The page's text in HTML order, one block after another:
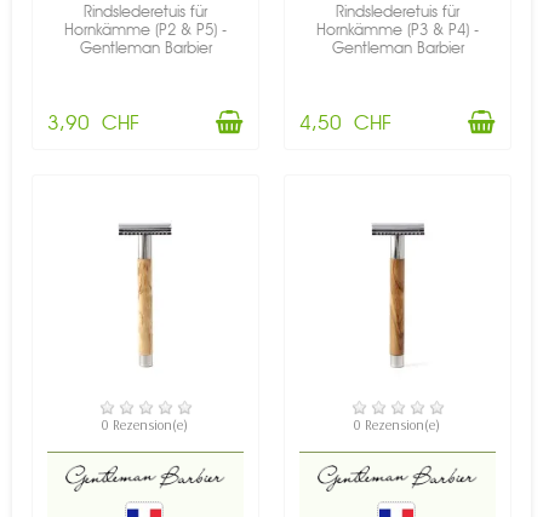
Rindslederetuis für
Hornkämme (P2 & P5) -
Gentleman Barbier
3,90 CHF
Rindslederetuis für
Hornkämme (P3 & P4) -
Gentleman Barbier
4,50 CHF
VERFÜGBAR
0 Rezension(e)
VERFÜGBAR
0 Rezension(e)